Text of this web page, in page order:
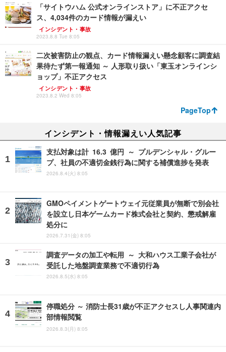
「サイトウハム 公式オンラインストア」に不正アクセ
ス、4,034件のカード情報が漏えい
インシデント・事故
2023.8.8 Tue 8:05
二次被害防止の観点、カード情報漏えい懸念顧客に調査結
果待たず第一報通知 ～ 人形取り扱い「東玉オンラインシ
ョップ」不正アクセス
インシデント・事故
2023.8.2 Wed 8:05
PageTop
インシデント・情報漏えい人気記事
支払対象は計 16.3 億円 ～ プルデンシャル・グルー
プ、社員の不適切金銭行為に関する補償進捗を発表
2026.8.4(火) 8:05
GMOペイメントゲートウェイ元従業員が無断で別会社
を設立し日本ゲームカード株式会社と契約、懲戒解雇
処分に
2026.7.31(金) 8:05
調査データの加工や転用 ～ 大和ハウス工業子会社が
受託した地盤調査業務で不適切行為
2026.8.5(水) 8:05
停職処分 ～ 消防士長31歳が不正アクセスし人事関連内
部情報閲覧
2026.8.3(月) 8:05